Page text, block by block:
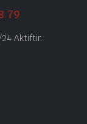
79
Aktiftir.